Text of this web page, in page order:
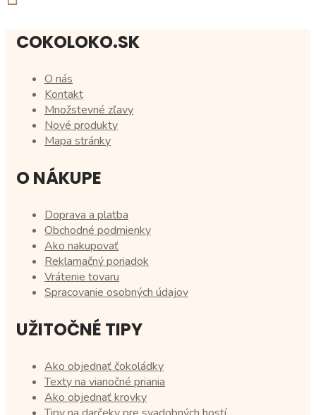
COKOLOKO.SK
O nás
Kontakt
Množstevné zľavy
Nové produkty
Mapa stránky
O NÁKUPE
Doprava a platba
Obchodné podmienky
Ako nakupovať
Reklamačný poriadok
Vrátenie tovaru
Spracovanie osobných údajov
UŽITOČNÉ TIPY
Ako objednať čokoládky
Texty na vianočné priania
Ako objednať krovky